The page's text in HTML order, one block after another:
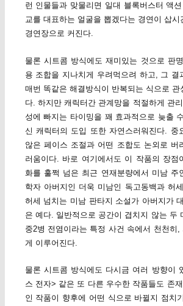
런 인물들과 맞물리면 일대 블록버스터 액
교를 대표하는 얼굴을 뽑겠다는 경연이 삽시
경연장으로 커진다.
물론 시트콤 방식에도 재미있는 것으로 판
용 조합을 지나치게 우려먹으려 하고, 그 결
매번 똑같은 해결방식이 반복되는 식으로 관
다. 하지만 캐릭터간 관계망을 적절하게 관
성에 빠지는 타이밍을 꽤 효과적으로 늦출
신 캐릭터의 도입 또한 자연스러워진다. 중
않은 페이스 조절과 어떤 조합도 논외로 버
러움이다. 바로 여기에서도 이 작품의 장점
화를 훌쩍 넘은 최근 연재분량에서 미남 주
학자 아버지인 더욱 미남인 독고동백과 허
허세 넘치는 미남 판타지 소설가 아버지가
은 예다. 일반적으로 공간이 겹치지 않는 두
중2병 전염이라는 특정 사건 속에서 천천히,
게 이루어진다.
물론 시트콤 방식에도 다시금 여러 방향이
스 전자> 같은 또 다른 우수한 작품들도 존
인 작품이 향후에 어떤 식으로 바뀔지 점치